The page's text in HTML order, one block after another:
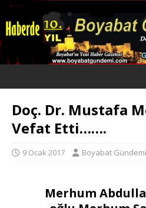
Doç. Dr. Mustafa
Vefat Etti…….
9 Ocak 2017 Boyabat Gündemi
Merhum